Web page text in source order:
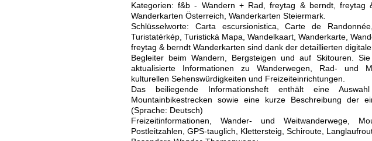
Kategorien: f&b - Wandern + Rad, freytag & berndt, freytag
Wanderkarten Österreich, Wanderkarten Steiermark.
Schlüsselworte: Carta escursionistica, Carte de
Turistatérkép, Turistická Mapa, Wandelkaart, Wanderkarte,
freytag & berndt Wanderkarten sind dank der detaillierten
Begleiter beim Wandern, Bergsteigen und auf Skitouren.
aktualisierte Informationen zu Wanderwegen, Rad- und
kulturellen Sehenswürdigkeiten und Freizeiteinrichtungen.
Das beiliegende Informationsheft enthält eine
Mountainbikestrecken sowie eine kurze Beschreibung der
(Sprache: Deutsch)
Freizeitinformationen, Wander- und Weitwanderwege,
Postleitzahlen, GPS-tauglich, Klettersteig, Schiroute,